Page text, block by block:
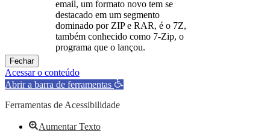
email, um formato novo tem se
destacado em um segmento
dominado por ZIP e RAR, é o 7Z,
também conhecido como 7-Zip, o
programa que o lançou.
Fechar
Acessar o conteúdo
Abrir a barra de ferramentas
Ferramentas de Acessibilidade
Aumentar Texto